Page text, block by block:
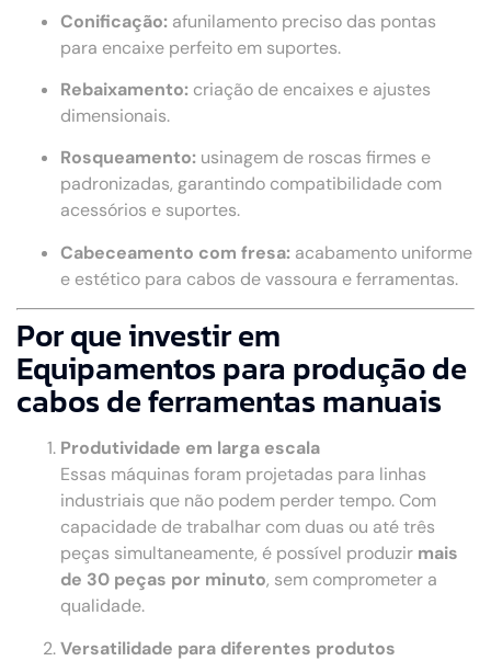
Conificação: afunilamento preciso das pontas
para encaixe perfeito em suportes.
Rebaixamento: criação de encaixes e ajustes
dimensionais.
Rosqueamento: usinagem de roscas firmes e
padronizadas, garantindo compatibilidade com
acessórios e suportes.
Cabeceamento com fresa: acabamento uniforme
e estético para cabos de vassoura e ferramentas.
Por que investir em
Equipamentos para produção de
cabos de ferramentas manuais
Produtividade em larga escala
Essas máquinas foram projetadas para linhas
industriais que não podem perder tempo. Com
capacidade de trabalhar com duas ou até três
peças simultaneamente, é possível produzir mais
de 30 peças por minuto, sem comprometer a
qualidade.
Versatilidade para diferentes produtos